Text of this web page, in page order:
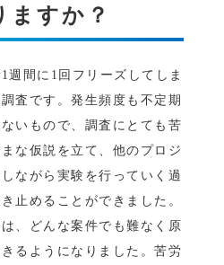
ますか？
週間に1回フリーズしてしま
査です。発生頻度も不定期
いもので、調査にとても苦
な仮説を立て、他のプロジ
ながら実験を行っていく過
止めることができました。
、どんな案件でも難なく原
るようになりました。苦労